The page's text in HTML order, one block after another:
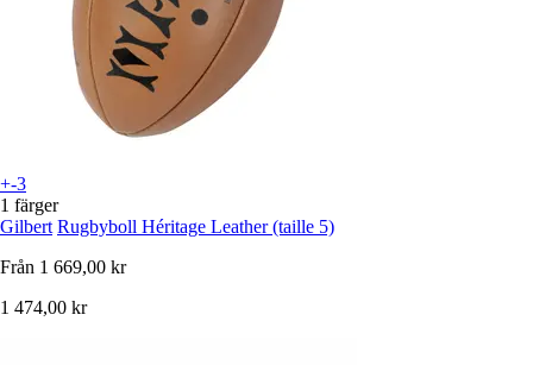
+-3
1 färger
Gilbert Rugbyboll Héritage Leather (taille 5)
Från 1 669,00 kr
1 474,00 kr